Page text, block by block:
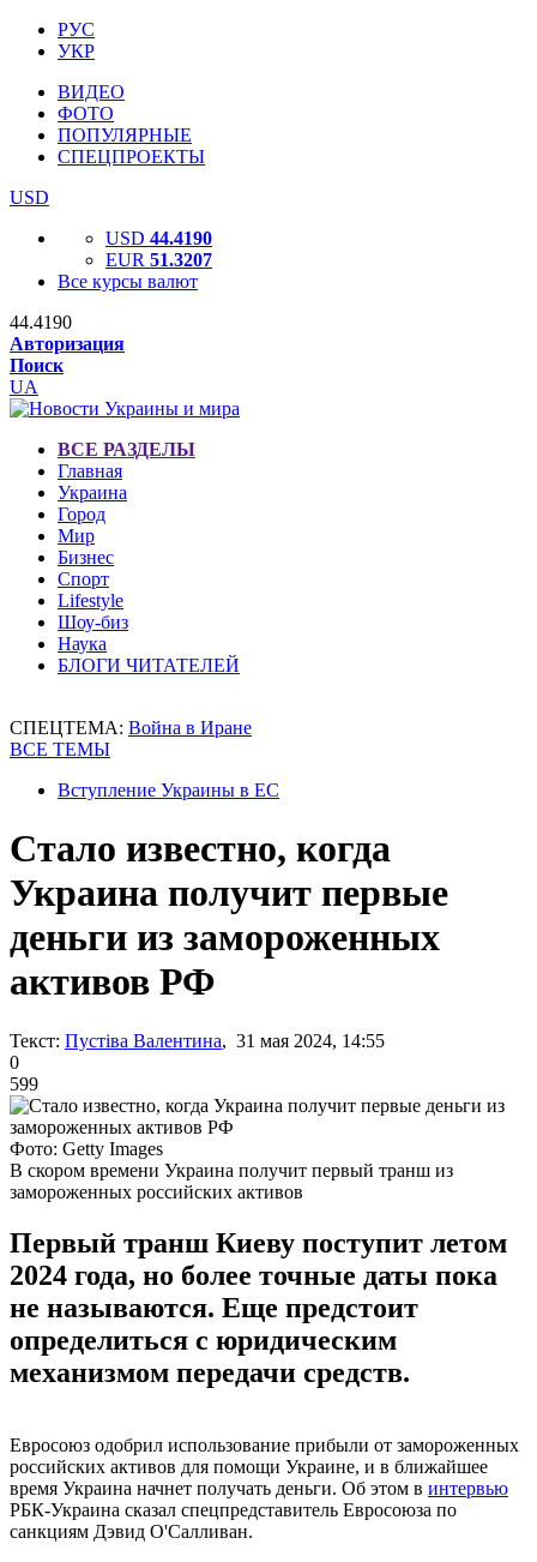
РУС
УКР
ВИДЕО
ФОТО
ПОПУЛЯРНЫЕ
СПЕЦПРОЕКТЫ
USD
USD 44.4190
EUR 51.3207
Все курсы валют
44.4190
Авторизация
Поиск
UA
ВСЕ РАЗДЕЛЫ
Главная
Украина
Город
Мир
Бизнес
Спорт
Lifestyle
Шоу-биз
Наука
БЛОГИ ЧИТАТЕЛЕЙ
СПЕЦТЕМА: Война в Иране
ВСЕ ТЕМЫ
Вступление Украины в ЕС
Стало известно, когда
Украина получит первые
деньги из замороженных
активов РФ
Текст: Пустіва Валентина, 31 мая 2024, 14:55
0
599
Фото: Getty Images
В скором времени Украина получит первый транш из
замороженных российских активов
Первый транш Киеву поступит летом
2024 года, но более точные даты пока
не называются. Еще предстоит
определиться с юридическим
механизмом передачи средств.
Евросоюз одобрил использование прибыли от замороженных
российских активов для помощи Украине, и в ближайшее
время Украина начнет получать деньги. Об этом в интервью
РБК-Украина сказал спецпредставитель Евросоюза по
санкциям Дэвид О'Салливан.